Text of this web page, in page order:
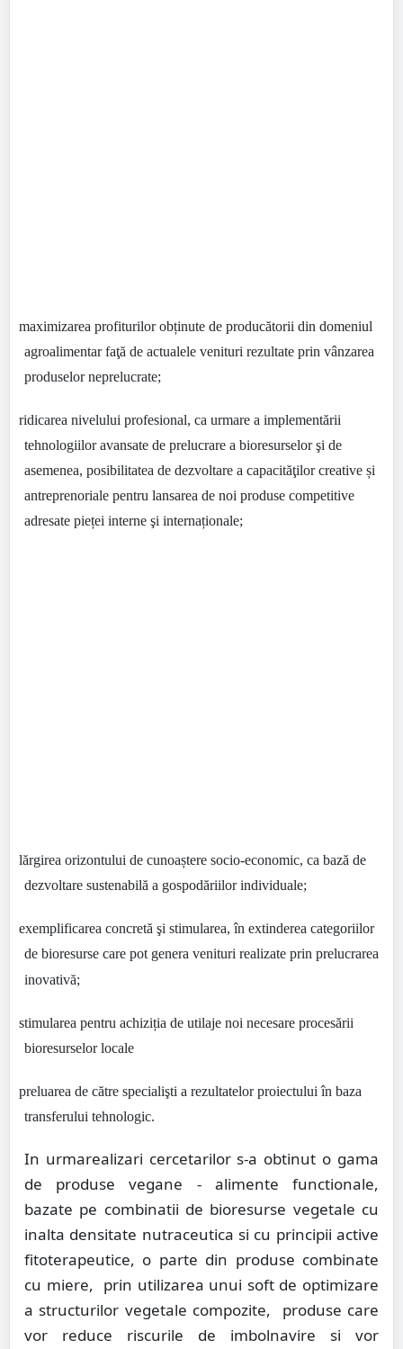
maximizarea profiturilor obținute de producătorii din domeniul
agroalimentar faţă de actualele venituri rezultate prin vânzarea
produselor neprelucrate;
ridicarea nivelului profesional, ca urmare a implementării
tehnologiilor avansate de prelucrare a bioresurselor şi de
asemenea, posibilitatea de dezvoltare a capacităţilor creative și
antreprenoriale pentru lansarea de noi produse competitive
adresate pieței interne şi internaționale;
lărgirea orizontului de cunoaștere socio-economic, ca bază de
dezvoltare sustenabilă a gospodăriilor individuale;
exemplificarea concretă şi stimularea, în extinderea categoriilor
de bioresurse care pot genera venituri realizate prin prelucrarea
inovativă;
stimularea pentru achiziția de utilaje noi necesare procesării
bioresurselor locale
preluarea de către specialişti a rezultatelor proiectului în baza
transferului tehnologic.
In urmarealizari cercetarilor s-a obtinut o gama
de produse vegane - alimente functionale,
bazate pe combinatii de bioresurse vegetale cu
inalta densitate nutraceutica si cu principii active
fitoterapeutice, o parte din produse combinate
cu miere, prin utilizarea unui soft de optimizare
a structurilor vegetale compozite,
produse care
vor reduce riscurile de imbolnavire si vor